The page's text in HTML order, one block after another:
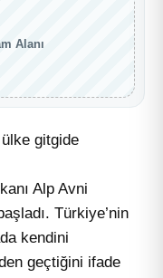
Alanı
gitgide
Alp Avni
Türkiye’nin
kendini
geçtiğini ifade